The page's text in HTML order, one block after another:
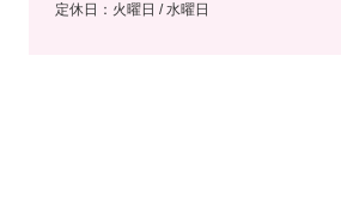
定休日：火曜日 / 水曜日